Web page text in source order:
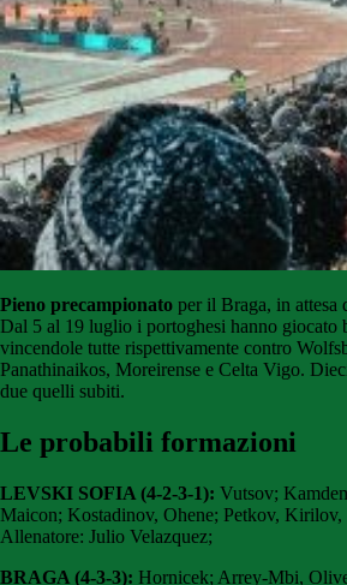
Pieno precampionato per il Braga, in attesa
Dal 5 al 19 luglio i portoghesi hanno giocato
vincendole tutte rispettivamente contro
Panathinaikos, Moreirense e Celta Vigo.
due quelli subiti.
Le probabili formazioni
LEVSKI SOFIA (4-2-3-1): Vutsov;
Maicon; Kostadinov, Ohene; Petkov, Kirilov,
Allenatore: Julio Velazquez;
BRAGA (4-3-3): Hornicek; Arrey-Mbi,